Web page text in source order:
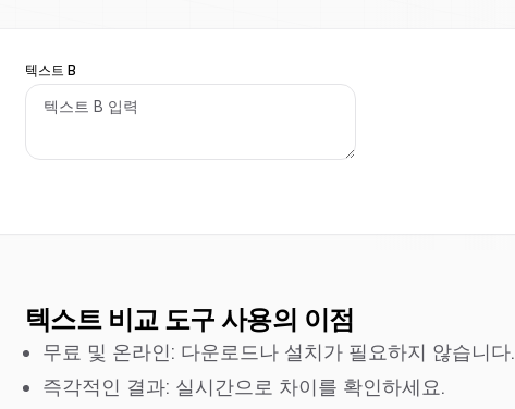
텍스트 B
텍스트 비교 도구 사용의 이점
무료 및 온라인: 다운로드나 설치가 필요하지 않습니다.
즉각적인 결과: 실시간으로 차이를 확인하세요.